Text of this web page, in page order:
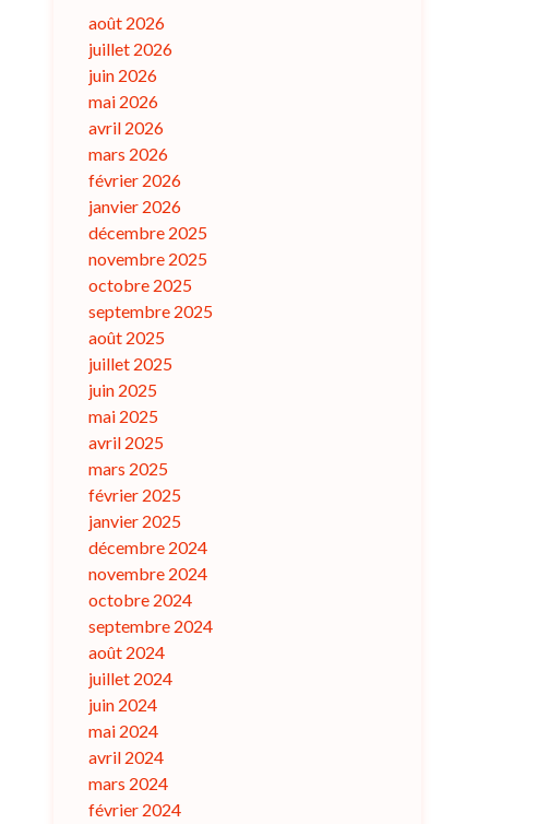
août 2026
juillet 2026
juin 2026
mai 2026
avril 2026
mars 2026
février 2026
janvier 2026
décembre 2025
novembre 2025
octobre 2025
septembre 2025
août 2025
juillet 2025
juin 2025
mai 2025
avril 2025
mars 2025
février 2025
janvier 2025
décembre 2024
novembre 2024
octobre 2024
septembre 2024
août 2024
juillet 2024
juin 2024
mai 2024
avril 2024
mars 2024
février 2024